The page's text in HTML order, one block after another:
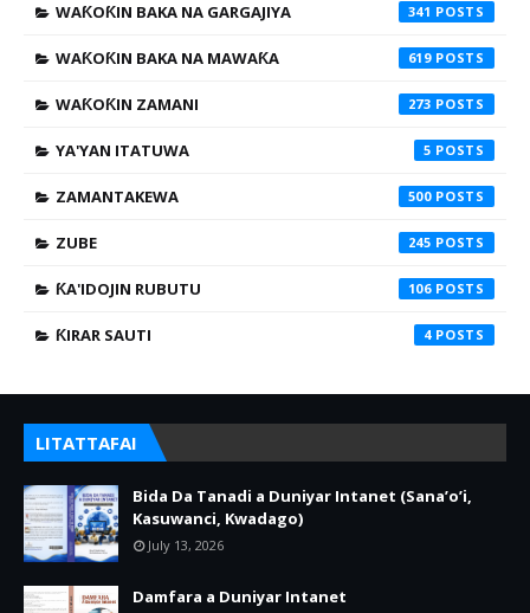
WAƘOƘIN BAKA NA GARGAJIYA 341
WAƘOƘIN BAKA NA MAWAƘA 619
WAƘOƘIN ZAMANI 273
YA'YAN ITATUWA 5
ZAMANTAKEWA 500
ZUBE 245
ƘA'IDOJIN RUBUTU 106
ƘIRAR SAUTI 4
LITATTAFAI
Bida Da Tanadi a Duniyar Intanet (Sana’o’i,
Kasuwanci, Kwadago)
July 13, 2026
Damfara a Duniyar Intanet